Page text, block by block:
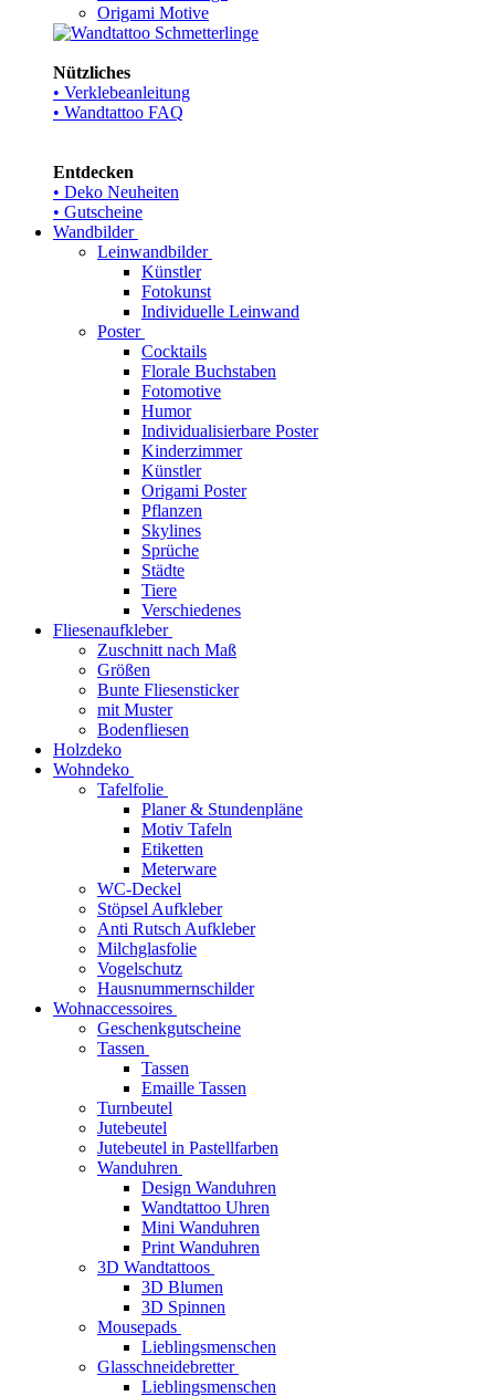
Origami Motive
Nützliches
• Verklebeanleitung
• Wandtattoo FAQ
Entdecken
• Deko Neuheiten
• Gutscheine
Wandbilder
Leinwandbilder
Künstler
Fotokunst
Individuelle Leinwand
Poster
Cocktails
Florale Buchstaben
Fotomotive
Humor
Individualisierbare Poster
Kinderzimmer
Künstler
Origami Poster
Pflanzen
Skylines
Sprüche
Städte
Tiere
Verschiedenes
Fliesenaufkleber
Zuschnitt nach Maß
Größen
Bunte Fliesensticker
mit Muster
Bodenfliesen
Holzdeko
Wohndeko
Tafelfolie
Planer & Stundenpläne
Motiv Tafeln
Etiketten
Meterware
WC-Deckel
Stöpsel Aufkleber
Anti Rutsch Aufkleber
Milchglasfolie
Vogelschutz
Hausnummernschilder
Wohnaccessoires
Geschenkgutscheine
Tassen
Tassen
Emaille Tassen
Turnbeutel
Jutebeutel
Jutebeutel in Pastellfarben
Wanduhren
Design Wanduhren
Wandtattoo Uhren
Mini Wanduhren
Print Wanduhren
3D Wandtattoos
3D Blumen
3D Spinnen
Mousepads
Lieblingsmenschen
Glasschneidebretter
Lieblingsmenschen